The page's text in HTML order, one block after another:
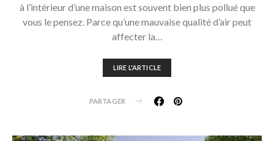
à l’intérieur d’une maison est souvent bien plus pollué que
vous le pensez. Parce qu’une mauvaise qualité d’air peut
affecter la…
LIRE L'ARTICLE
PARTAGER